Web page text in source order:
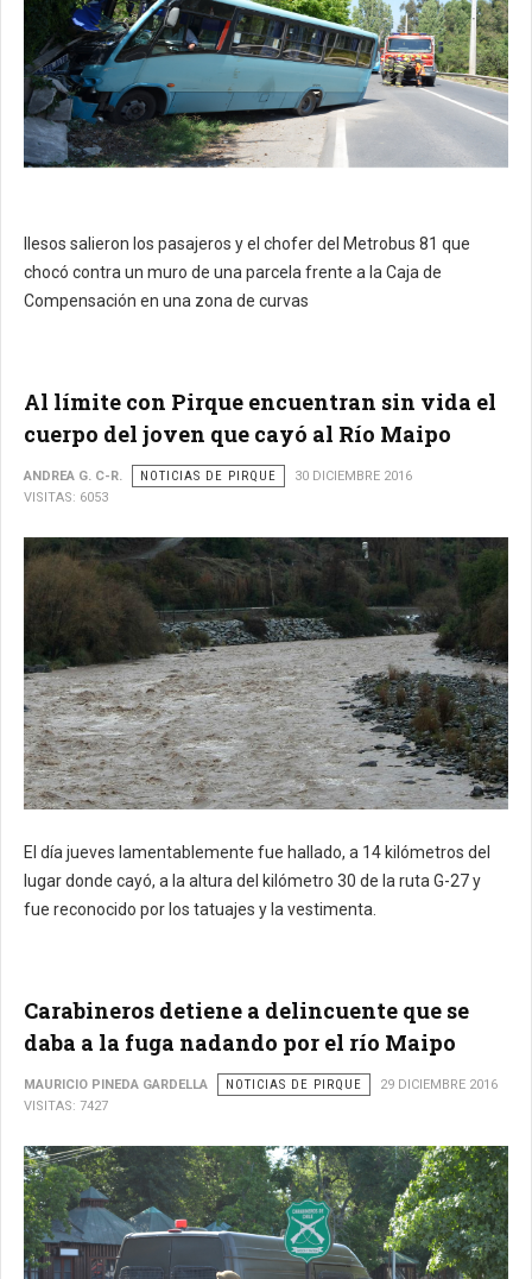
Ilesos salieron los pasajeros y el chofer del Metrobus 81 que
chocó contra un muro de una parcela frente a la Caja de
Compensación en una zona de curvas
Al límite con Pirque encuentran sin vida el
cuerpo del joven que cayó al Río Maipo
ANDREA G. C-R. NOTICIAS DE PIRQUE
30 DICIEMBRE 2016
VISITAS: 6053
El día jueves lamentablemente fue hallado, a 14 kilómetros del
lugar donde cayó, a la altura del kilómetro 30 de la ruta G-27 y
fue reconocido por los tatuajes y la vestimenta.
Carabineros detiene a delincuente que se
daba a la fuga nadando por el río Maipo
MAURICIO PINEDA GARDELLA NOTICIAS DE PIRQUE
29 DICIEMBRE 2016
VISITAS: 7427